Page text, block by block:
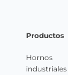
Productos
Hornos
industriales